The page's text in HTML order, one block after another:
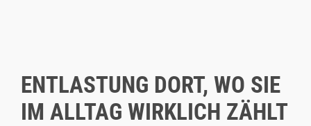
ENTLASTUNG DORT, WO SIE
IM ALLTAG WIRKLICH ZÄHLT